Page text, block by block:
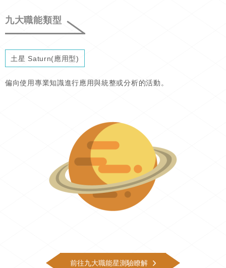
九大職能類型
土星 Saturn(應用型)
偏向使用專業知識進行應用與統整或分析的活動。
前往九大職能星測驗瞭解